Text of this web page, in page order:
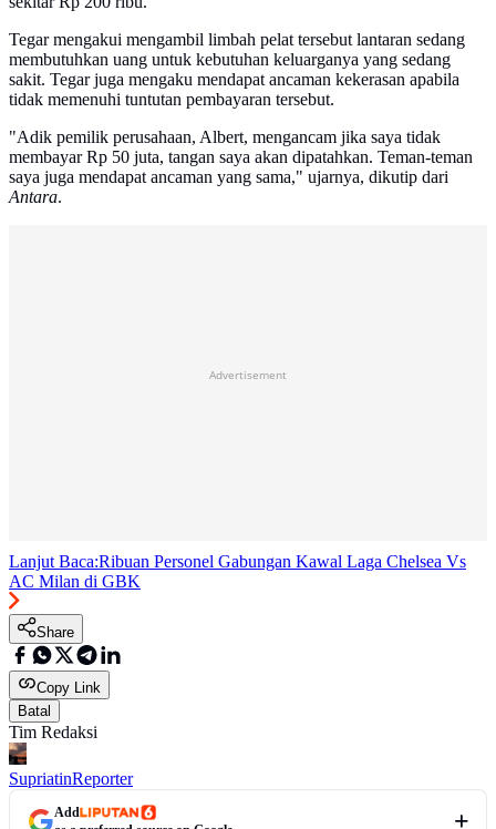
Tegar mengakui mengambil limbah pelat tersebut lantaran sedang
membutuhkan uang untuk kebutuhan keluarganya yang sedang
sakit. Tegar juga mengaku mendapat ancaman kekerasan apabila
tidak memenuhi tuntutan pembayaran tersebut.
"Adik pemilik perusahaan, Albert, mengancam jika saya tidak
membayar Rp 50 juta, tangan saya akan dipatahkan. Teman-teman
saya juga mendapat ancaman yang sama," ujarnya, dikutip dari
Antara.
Advertisement
Lanjut Baca:Ribuan Personel Gabungan Kawal Laga Chelsea Vs
AC Milan di GBK
Share
Copy Link
Batal
Tim Redaksi
SupriatinReporter
Add